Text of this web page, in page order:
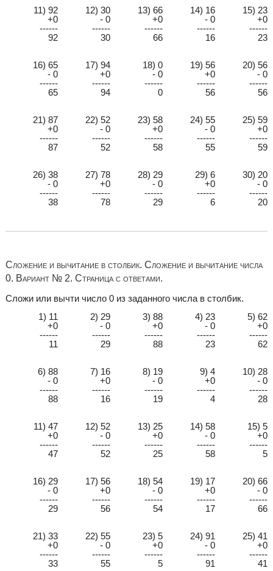
11) 92 12) 30 13) 66 14) 16
15) 23
+0
- 0 +0 - 0
+0
------
------ ------ ------
------
92
30 66 16 23
16) 65 17) 94 18) 0 19) 56
20) 56
- 0
+0 - 0 +0
- 0
------
------ ------ ------
------
65
94 0 56 56
21) 87 22) 52 23) 58 24) 55
25) 59
+0
- 0 +0 - 0
+0
------
------ ------ ------
------
87
52 58 55 59
26) 38 27) 78 28) 29 29) 6
30) 20
- 0
+0 - 0 +0
- 0
------
------ ------ ------
------
38
78 29 6 20
Сложение и вычитание в столбик. Сложение и вычитание числа
0. Вариант № 2. Страница с ответами.
Сложи или вычти число 0 из заданного числа в столбик.
1) 11
2) 29 3) 88 4) 23
5) 62
+0
- 0 +0 - 0
+0
------
------ ------ ------
------
11
29 88 23 62
6) 88 7) 16 8) 19 9) 4
10) 28
- 0
+0 - 0 +0
- 0
------
------ ------ ------
------
88
16 19 4 28
11) 47 12) 52 13) 25 14) 58
15) 5
+0
- 0 +0 - 0
+0
------
------ ------ ------
------
47
52 25 58 5
16) 29 17) 56 18) 54 19) 17
20) 66
- 0
+0 - 0 +0
- 0
------
------ ------ ------
------
29
56 54 17 66
21) 33 22) 55 23) 5 24) 91
25) 41
+0
- 0 +0 - 0
+0
------
------ ------ ------
------
33
55 5 91 41